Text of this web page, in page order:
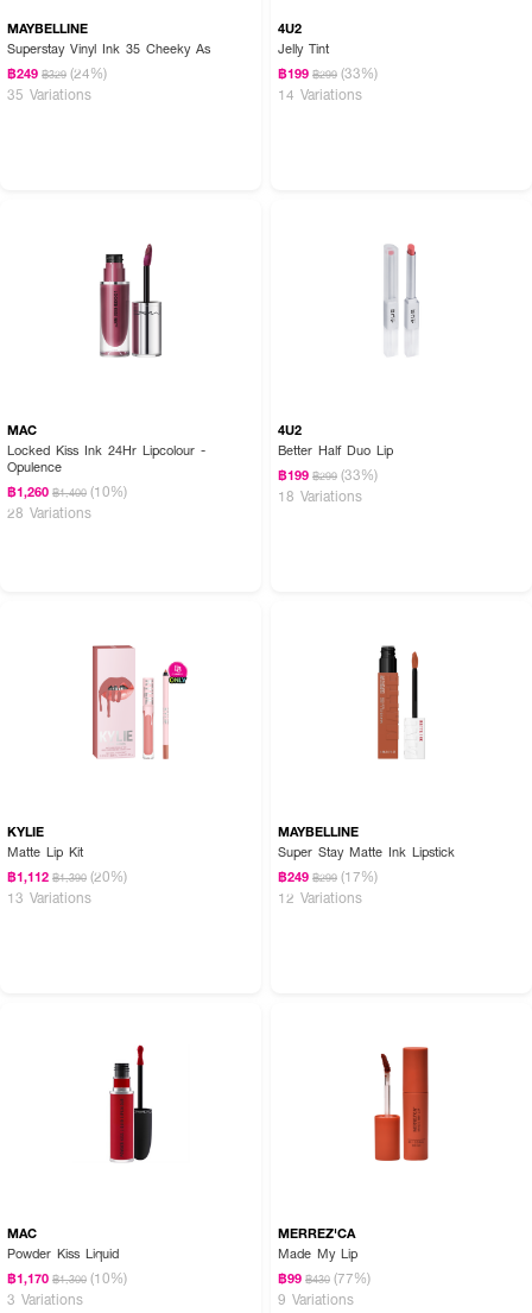
MAYBELLINE
Superstay Vinyl Ink 35 Cheeky As
฿249 ฿329 (24%)
35 Variations
4U2
Jelly Tint
฿199 ฿299 (33%)
14 Variations
MAC
Locked Kiss Ink 24Hr Lipcolour -
Opulence
฿1,260 ฿1,400 (10%)
28 Variations
4U2
Better Half Duo Lip
฿199 ฿299 (33%)
18 Variations
KYLIE
Matte Lip Kit
฿1,112 ฿1,390 (20%)
13 Variations
MAYBELLINE
Super Stay Matte Ink Lipstick
฿249 ฿299 (17%)
12 Variations
MAC
Powder Kiss Liquid
฿1,170 ฿1,300 (10%)
3 Variations
MERREZ'CA
Made My Lip
฿99 ฿430 (77%)
9 Variations